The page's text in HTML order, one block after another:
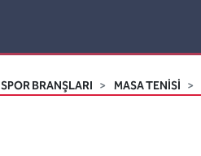
SPOR BRANŞLARI MASA TENISI